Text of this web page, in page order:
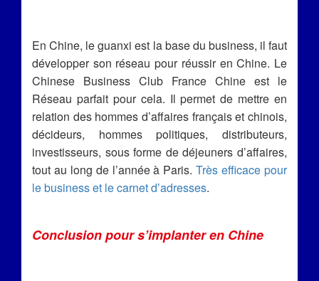
En Chine, le guanxi est la base du business, il faut
développer son réseau pour réussir en Chine. Le
Chinese Business Club France Chine est le
Réseau parfait pour cela. Il permet de mettre en
relation des hommes d’affaires français et chinois,
décideurs, hommes politiques, distributeurs,
investisseurs, sous forme de déjeuners d’affaires,
tout au long de l’année à Paris.Très efficace pour
le business et le carnet d’adresses.
Conclusion pour s’implanter en Chine